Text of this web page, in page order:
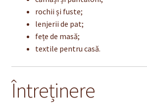
rochii și fuste;
lenjerii de pat;
fețe de masă;
textile pentru casă.
Întreținere